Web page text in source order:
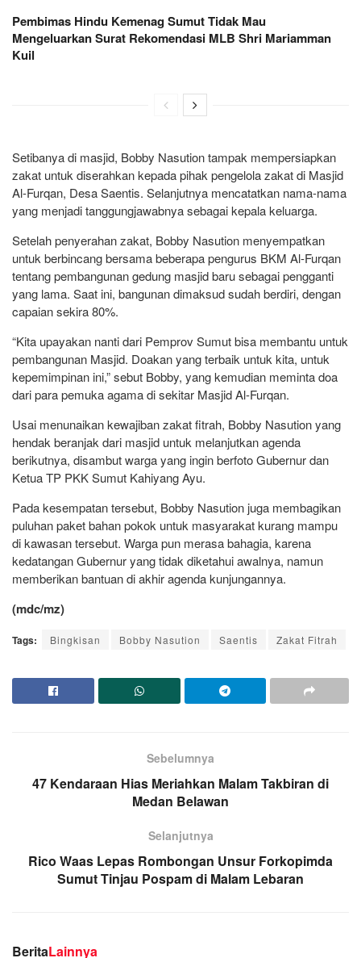
Pembimas Hindu Kemenag Sumut Tidak Mau
Mengeluarkan Surat Rekomendasi MLB Shri Mariamman
Kuil
Setibanya di masjid, Bobby Nasution tampak mempersiapkan
zakat untuk diserahkan kepada pihak pengelola zakat di Masjid
Al-Furqan, Desa Saentis. Selanjutnya mencatatkan nama-nama
yang menjadi tanggungjawabnya sebagai kepala keluarga.
Setelah penyerahan zakat, Bobby Nasution menyempatkan
untuk berbincang bersama beberapa pengurus BKM Al-Furqan
tentang pembangunan gedung masjid baru sebagai pengganti
yang lama. Saat ini, bangunan dimaksud sudah berdiri, dengan
capaian sekira 80%.
“Kita upayakan nanti dari Pemprov Sumut bisa membantu untuk
pembangunan Masjid. Doakan yang terbaik untuk kita, untuk
kepemimpinan ini,” sebut Bobby, yang kemudian meminta doa
dari para pemuka agama di sekitar Masjid Al-Furqan.
Usai menunaikan kewajiban zakat fitrah, Bobby Nasution yang
hendak beranjak dari masjid untuk melanjutkan agenda
berikutnya, disambut warga yang ingin berfoto Gubernur dan
Ketua TP PKK Sumut Kahiyang Ayu.
Pada kesempatan tersebut, Bobby Nasution juga membagikan
puluhan paket bahan pokok untuk masyarakat kurang mampu
di kawasan tersebut. Warga pun merasa bahagia, karena
kedatangan Gubernur yang tidak diketahui awalnya, namun
memberikan bantuan di akhir agenda kunjungannya.
(mdc/mz)
Tags: Bingkisan Bobby Nasution Saentis Zakat Fitrah
Sebelumnya
47 Kendaraan Hias Meriahkan Malam Takbiran di
Medan Belawan
Selanjutnya
Rico Waas Lepas Rombongan Unsur Forkopimda
Sumut Tinjau Pospam di Malam Lebaran
BeritaLainnya